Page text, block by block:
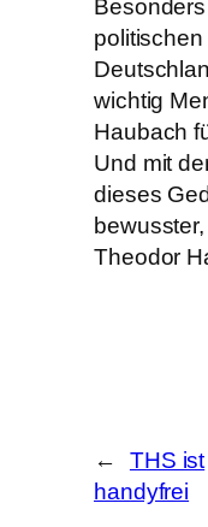
wichtig
Haubach
Und mit
dieses
Theodor
←
THS ist
handyfrei